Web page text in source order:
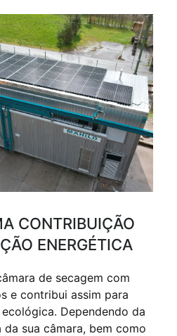
CONTRIBUIÇÃO
ENERGÉTICA
de secagem com
e contribui assim para
Dependendo da
sua câmara, bem como